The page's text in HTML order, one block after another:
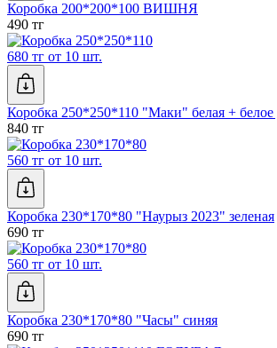
Коробка 200*200*100 ВИШНЯ
490 тг
680 тг от 10 шт.
Коробка 250*250*110 "Маки" белая + белое
840 тг
560 тг от 10 шт.
Коробка 230*170*80 "Наурыз 2023" зеленая
690 тг
560 тг от 10 шт.
Коробка 230*170*80 "Часы" синяя
690 тг